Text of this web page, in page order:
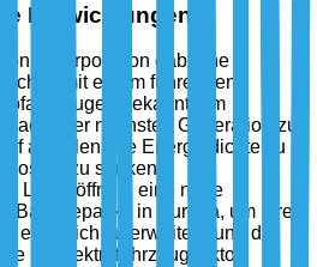
Entwicklungen
Corporation gab eine
mit einem führenden
bekannt, um
der nächsten Generation zu
abzielen, die Energiedichte zu
zu senken.
Ltd. eröffnete eine neue
Batteriepacks in Europa, um ihre
erheblich zu erweitern und der
im Elektrofahrzeugsektor